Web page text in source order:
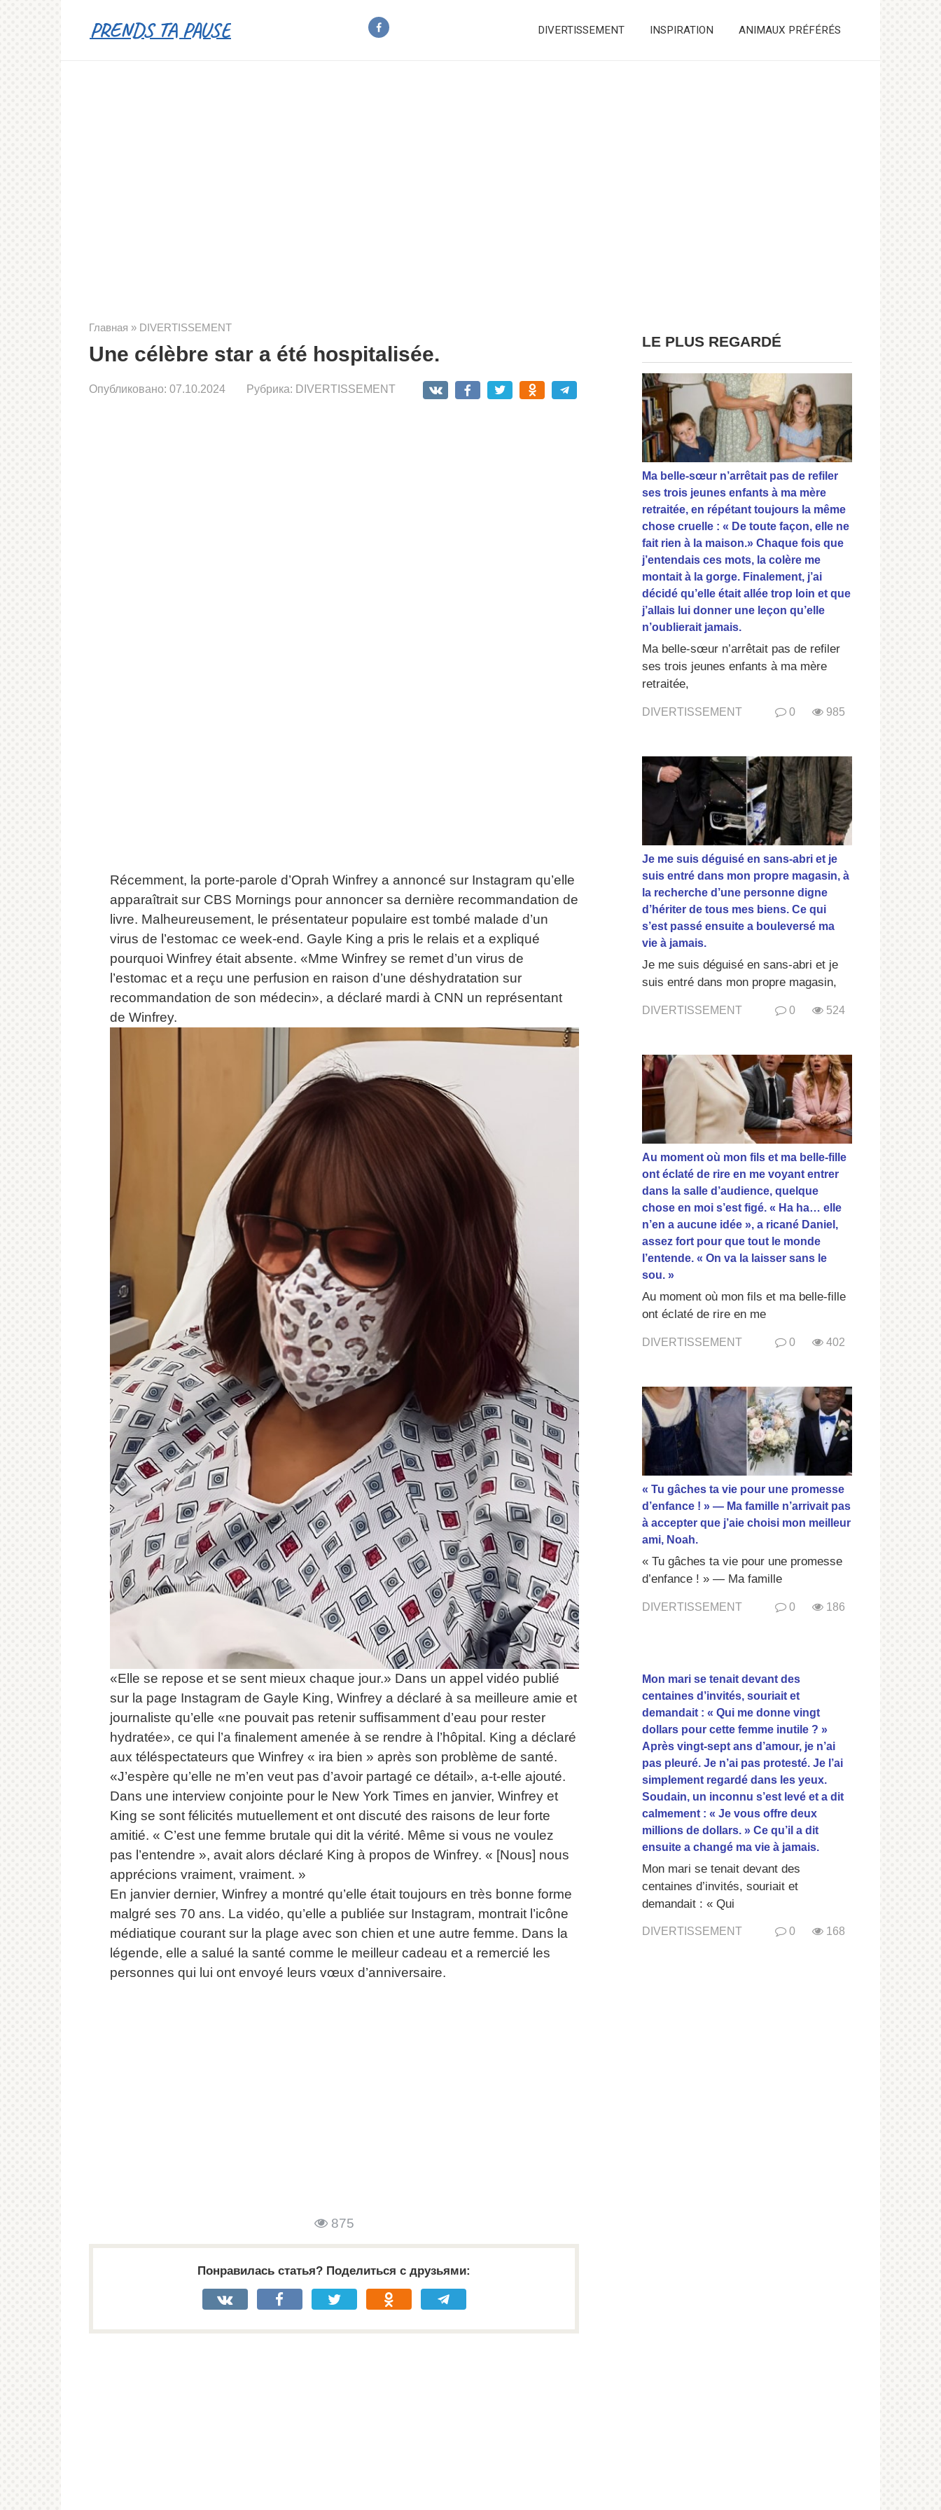
PRENDS TA PAUSE DIVERTISSEMENT INSPIRATION ANIMAUX PRÉFÉRÉS
Главная » DIVERTISSEMENT
Une célèbre star a été hospitalisée.
Опубликовано: 07.10.2024 Рубрика: DIVERTISSEMENT
Récemment, la porte-parole d’Oprah Winfrey a annoncé sur Instagram qu’elle
apparaîtrait sur CBS Mornings pour annoncer sa dernière recommandation de
livre. Malheureusement, le présentateur populaire est tombé malade d’un
virus de l’estomac ce week-end. Gayle King a pris le relais et a expliqué
pourquoi Winfrey était absente. «Mme Winfrey se remet d’un virus de
l’estomac et a reçu une perfusion en raison d’une déshydratation sur
recommandation de son médecin», a déclaré mardi à CNN un représentant
de Winfrey.
«Elle se repose et se sent mieux chaque jour.» Dans un appel vidéo publié
sur la page Instagram de Gayle King, Winfrey a déclaré à sa meilleure amie et
journaliste qu’elle «ne pouvait pas retenir suffisamment d’eau pour rester
hydratée», ce qui l’a finalement amenée à se rendre à l’hôpital. King a déclaré
aux téléspectateurs que Winfrey « ira bien » après son problème de santé.
«J’espère qu’elle ne m’en veut pas d’avoir partagé ce détail», a-t-elle ajouté.
Dans une interview conjointe pour le New York Times en janvier, Winfrey et
King se sont félicités mutuellement et ont discuté des raisons de leur forte
amitié. « C’est une femme brutale qui dit la vérité. Même si vous ne voulez
pas l’entendre », avait alors déclaré King à propos de Winfrey. « [Nous] nous
apprécions vraiment, vraiment. »
En janvier dernier, Winfrey a montré qu’elle était toujours en très bonne forme
malgré ses 70 ans. La vidéo, qu’elle a publiée sur Instagram, montrait l’icône
médiatique courant sur la plage avec son chien et une autre femme. Dans la
légende, elle a salué la santé comme le meilleur cadeau et a remercié les
personnes qui lui ont envoyé leurs vœux d’anniversaire.
875
Понравилась статья? Поделиться с друзьями:
LE PLUS REGARDÉ
Ma belle-sœur n’arrêtait pas de refiler
ses trois jeunes enfants à ma mère
retraitée, en répétant toujours la même
chose cruelle : « De toute façon, elle ne
fait rien à la maison.» Chaque fois que
j’entendais ces mots, la colère me
montait à la gorge. Finalement, j’ai
décidé qu’elle était allée trop loin et que
j’allais lui donner une leçon qu’elle
n’oublierait jamais.
Ma belle-sœur n’arrêtait pas de refiler
ses trois jeunes enfants à ma mère
retraitée,
DIVERTISSEMENT 0 985
Je me suis déguisé en sans-abri et je
suis entré dans mon propre magasin, à
la recherche d’une personne digne
d’hériter de tous mes biens. Ce qui
s’est passé ensuite a bouleversé ma
vie à jamais.
Je me suis déguisé en sans-abri et je
suis entré dans mon propre magasin,
DIVERTISSEMENT 0 524
Au moment où mon fils et ma belle-fille
ont éclaté de rire en me voyant entrer
dans la salle d’audience, quelque
chose en moi s’est figé. « Ha ha… elle
n’en a aucune idée », a ricané Daniel,
assez fort pour que tout le monde
l’entende. « On va la laisser sans le
sou. »
Au moment où mon fils et ma belle-fille
ont éclaté de rire en me
DIVERTISSEMENT 0 402
« Tu gâches ta vie pour une promesse
d’enfance ! » — Ma famille n’arrivait pas
à accepter que j’aie choisi mon meilleur
ami, Noah.
« Tu gâches ta vie pour une promesse
d’enfance ! » — Ma famille
DIVERTISSEMENT 0 186
Mon mari se tenait devant des
centaines d’invités, souriait et
demandait : « Qui me donne vingt
dollars pour cette femme inutile ? »
Après vingt-sept ans d’amour, je n’ai
pas pleuré. Je n’ai pas protesté. Je l’ai
simplement regardé dans les yeux.
Soudain, un inconnu s’est levé et a dit
calmement : « Je vous offre deux
millions de dollars. » Ce qu’il a dit
ensuite a changé ma vie à jamais.
Mon mari se tenait devant des
centaines d’invités, souriait et
demandait : « Qui
DIVERTISSEMENT 0 168